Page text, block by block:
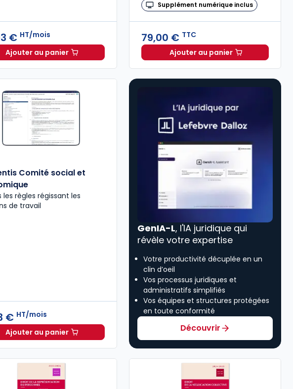
€ HT/mois
Ajouter au panieractuEL CSE à 115,03 € HT/mois
Supplément numérique inclus
79,00 € TTC
Ajouter au panierCode du travail 2026,
Comité social et
les règles régissant les
de travail
€ HT/mois
Ajouter au panierMémentis Comité social et économique à 41,83 €
GenIA-L, l'IA juridique qui
révèle votre expertise
Votre productivité décuplée en un
clin d’oeil
Vos processus juridiques et
administratifs simplifiés
Vos équipes et structures protégées
en toute conformité
Découvrir